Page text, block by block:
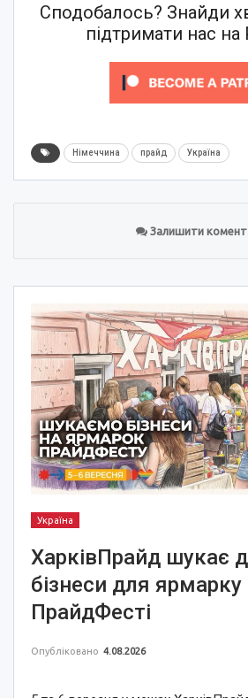
Сподобалось? Знайди
підтримати нас на
Німеччина прайд Україна
Залишити
Україна
ХарківПрайд шукає
бізнеси для ярмарку
ПрайдФесті
Опубліковано 4.08.2026